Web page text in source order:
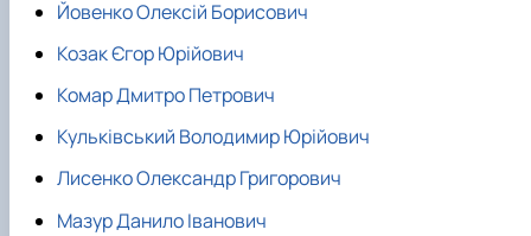
Йовенко Олексій Борисович
Козак Єгор Юрійович
Комар Дмитро Петрович
Кульківський Володимир Юрійович
Лисенко Олександр Григорович
Мазур Данило Іванович